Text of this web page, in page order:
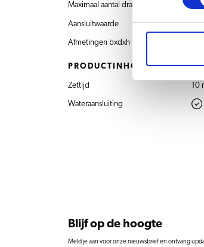
Maximaal aantal drankkeuzes
Aansluitwaarde
Afmetingen bxdxh
PRODUCTINHOUD
Zettijd 10
Wateraansluiting
Blijf op de hoogte
Meld je aan voor onze nieuwsbrief en ontvang